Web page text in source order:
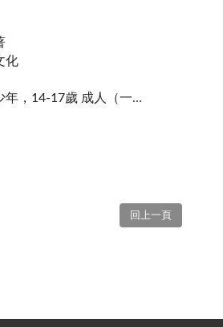
化
14-17歲 成人（一般） 樂齡，60歲以上
回上一頁